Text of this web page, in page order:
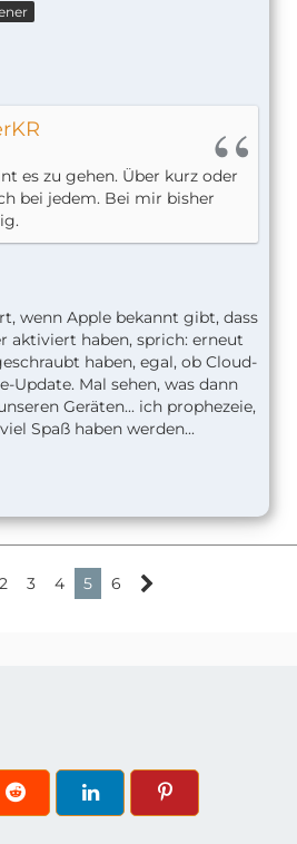
es zu gehen. Über kurz oder
bei jedem. Bei mir bisher
wenn Apple bekannt gibt, dass
aktiviert haben, sprich: erneut
haben, egal, ob Cloud-
Update. Mal sehen, was dann
Geräten... ich prophezeie,
Spaß haben werden...
2 3 4 5 6